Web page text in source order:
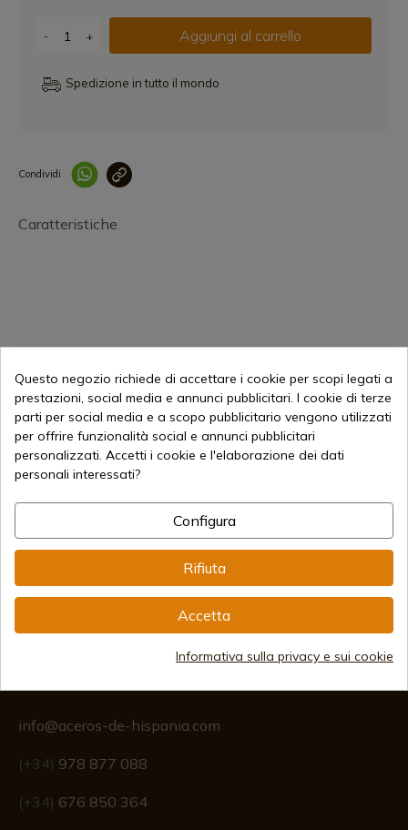
- + Aggiungi al carrello
Spedizione in tutto il mondo
Condividi
Caratteristiche
301,29 € Aggiungi al carrello
Vendita online dal 1998
Metodi di pagamento sicuri
Spedizioni Internazionali
info@aceros-de-hispania.com
(+34) 978 877 088
(+34) 676 850 364
Questo negozio richiede di accettare i cookie per scopi legati a
prestazioni, social media e annunci pubblicitari. I cookie di terze
parti per social media e a scopo pubblicitario vengono utilizzati
per offrire funzionalità social e annunci pubblicitari
personalizzati. Accetti i cookie e l'elaborazione dei dati
personali interessati?
Configura
Rifiuta
Accetta
Informativa sulla privacy e sui cookie